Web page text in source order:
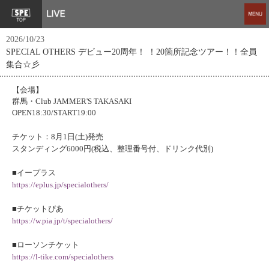
2026/10/23
SPECIAL OTHERS デビュー20周年！ ！20箇所記念ツアー！！全員
集合☆彡
【会場】
群馬・Club JAMMER'S TAKASAKI
OPEN18:30/START19:00
チケット：8月1日(土)発売
スタンディング6000円(税込、整理番号付、ドリンク代別)
■イープラス
https://eplus.jp/specialothers/
■チケットぴあ
https://w.pia.jp/t/specialothers/
■ローソンチケット
https://l-tike.com/specialothers